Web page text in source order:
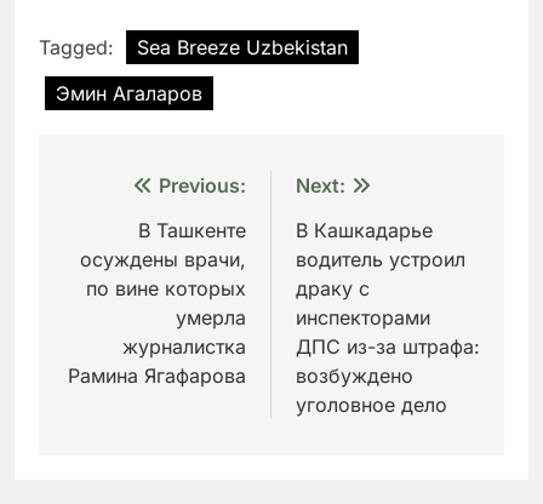
Tagged:
Sea Breeze Uzbekistan
Эмин Агаларов
Навигация
записям
Previous:
В Ташкенте
осуждены врачи,
по вине которых
умерла
журналистка
Рамина Ягафарова
Next:
В Кашкадарье
водитель устроил
драку с
инспекторами
ДПС из-за штрафа:
возбуждено
уголовное дело